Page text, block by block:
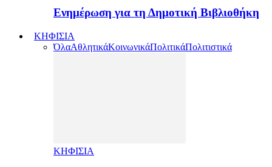
Ενημέρωση για τη Δημοτική Βιβλιοθήκη
ΚΗΦΙΣΙΑ
ΌλαΑθλητικάΚοινωνικάΠολιτικάΠολιτιστικά
ΚΗΦΙΣΙΑ